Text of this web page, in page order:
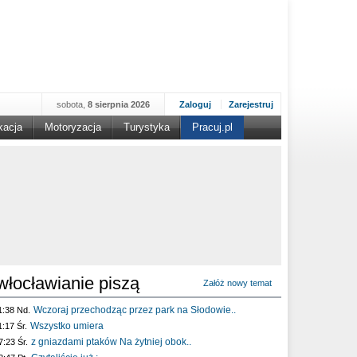
Zaloguj Zarejestruj
sobota, 8 sierpnia 2026
Motoryzacja Turystyka Pracuj.pl
piszą Załóż nowy temat
Nd. Wczoraj przechodząc przez park na Słodowie..
Śr. Wszystko umiera
Śr. z gniazdami ptaków Na żytniej obok..